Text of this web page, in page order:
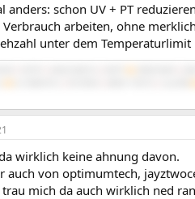
anders: schon UV + PT
arbeiten, ohne
unter dem Temperaturlimit
wirklich keine ahnung davon.
auch von optimumtech,
mich da auch wirklich ned